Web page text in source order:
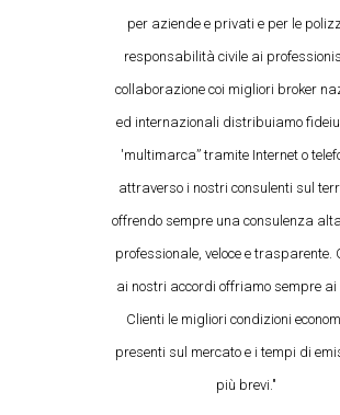
per aziende e privati e per le
responsabilità civile ai
collaborazione coi migliori broker
ed internazionali distribuiamo
'multimarca” tramite Internet o
attraverso i nostri consulenti sul
offrendo sempre una consulenza
professionale, veloce e trasparente.
ai nostri accordi offriamo sempre ai
Clienti le migliori condizioni
presenti sul mercato e i tempi di
più brevi."